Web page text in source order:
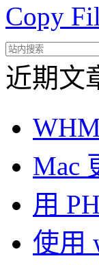
Copy
近期文
Mac
用
使用